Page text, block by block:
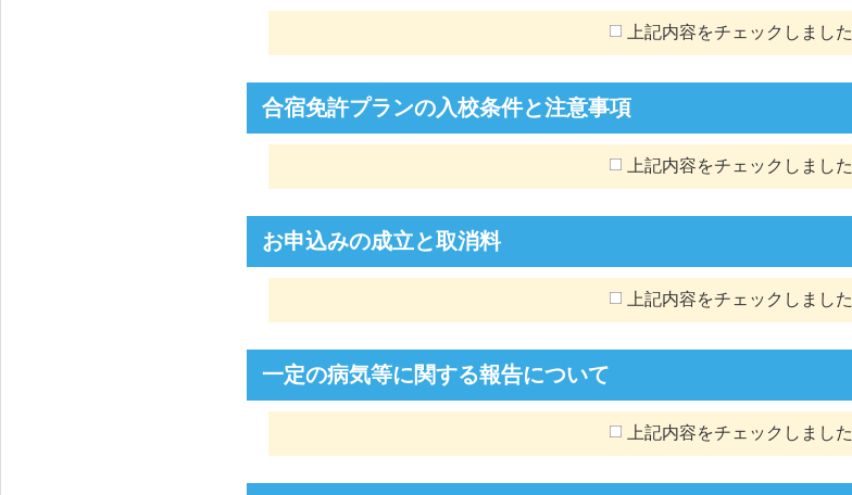
上記内容をチェックしました
合宿免許プランの入校条件と注意事項
上記内容をチェックしました
お申込みの成立と取消料
上記内容をチェックしました
一定の病気等に関する報告について
上記内容をチェックしました